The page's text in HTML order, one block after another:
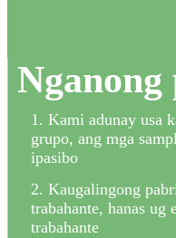
1. Kami adunay usa
grupo, ang mga
ipasibo
2. Kaugalingong
trabahante, hanas ug
trabahante